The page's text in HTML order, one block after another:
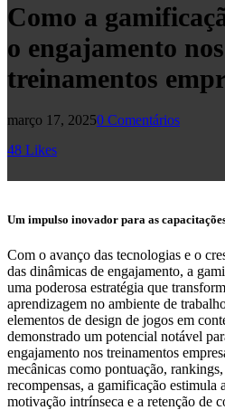
Como a
o engajamento nos
treinamentos
março 17, 20250 Comentários
48 Likes
Um impulso inovador para as
Com o avanço das tecnologias e o
das dinâmicas de engajamento, a
uma poderosa estratégia que
aprendizagem no ambiente de
elementos de design de jogos em
demonstrado um potencial notável
engajamento nos treinamentos
mecânicas como pontuação,
recompensas, a gamificação estimula
motivação intrínseca e a retenção de